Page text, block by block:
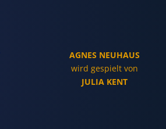
AGNES NEUHAUS
wird gespielt von
JULIA KENT